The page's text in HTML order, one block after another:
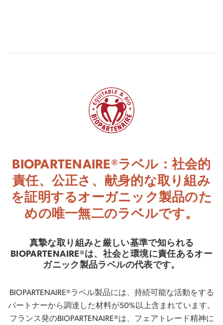
BIOPARTENAIRE®ラベル：社会的
責任、公正さ、献身的な取り組み
を証明するオーガニック製品のた
めの唯一無二のラベルです。
真摯な取り組みと厳しい基準で知られる
BIOPARTENAIRE®は、社会と環境に責任あるオー
ガニック製品ラベルの代表です。
BIOPARTENAIRE®ラベル製品には、持続可能な活動をする
パートナーから調達した材料が50%以上含まれています。
フランス発のBIOPARTENAIRE®は、フェアトレード精神に